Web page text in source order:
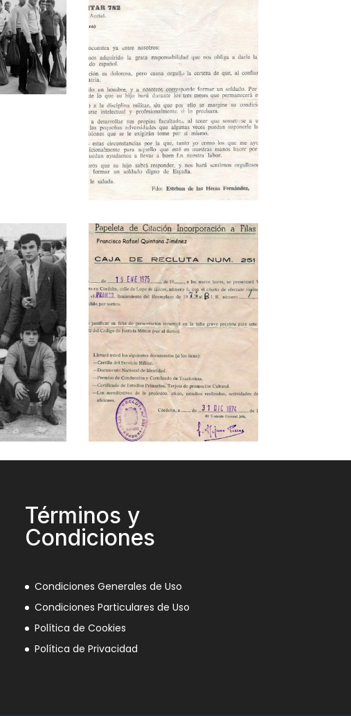
Términos y
Condiciones
Condiciones Generales de Uso
Condiciones Particulares de Uso
Política de Cookies
Política de Privacidad